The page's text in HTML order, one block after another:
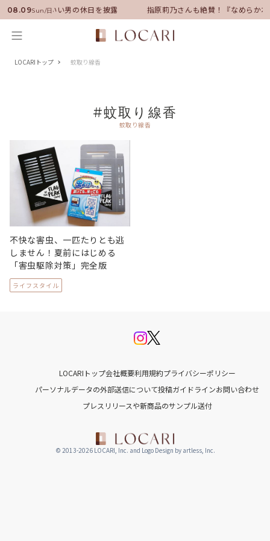
08.09Sun/日
ーに就任！いい男の休日を披露 指原莉乃さんも絶賛！『なめらか
LOCARIトップ 蚊取り線香
#蚊取り線香
蚊取り線香
不快な害虫、一匹たりとも逃
しません！夏前にはじめる
「害虫駆除対策」完全版
ライフスタイル
LOCARIトップ会社概要利用規約プライバシーポリシー
パーソナルデータの外部送信について投稿ガイドラインお問い合わせ
プレスリリースや新商品のサンプル送付
© 2013-2026 LOCARI, Inc. and Logo Design by artless, Inc.